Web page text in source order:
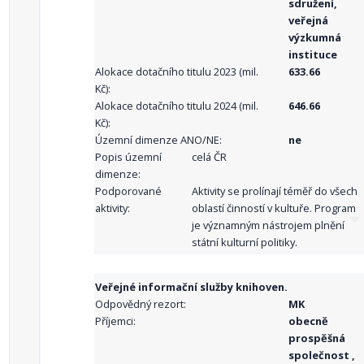
sdružení,
veřejná
výzkumná
instituce
Alokace dotačního titulu 2023 (mil.
Kč):
633.66
Alokace dotačního titulu 2024 (mil.
Kč):
646.66
Územní dimenze ANO/NE:
ne
Popis územní
dimenze:
celá ČR
Podporované
aktivity:
Aktivity se prolínají téměř do všech
oblastí činností v kultuře. Program
je významným nástrojem plnění
státní kulturní politiky.
Veřejné informační služby knihoven.
Odpovědný rezort:
MK
Příjemci:
obecně
prospěšná
společnost ,